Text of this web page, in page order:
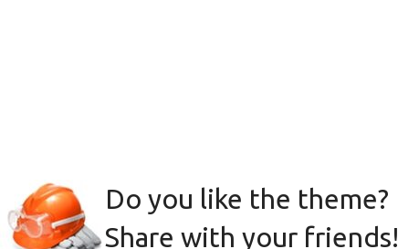
Do you like the theme?
Share with your friends!